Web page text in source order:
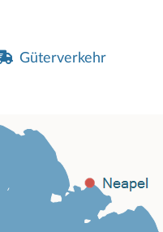
Güterverkehr